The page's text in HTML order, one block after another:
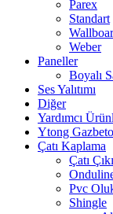
Parex
Standart
Weber
Paneller
Boyalı
Ses Yalıtımı
Diğer
Yardımcı
Ytong
Çatı Kaplama
Çatı
Pvc
Shingle